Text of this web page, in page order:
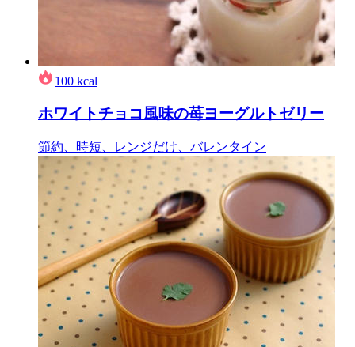
100 kcal
ホワイトチョコ風味の苺ヨーグルトゼリー
節約、時短、レンジだけ、バレンタイン